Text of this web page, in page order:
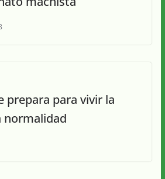
prepara para vivir la
normalidad